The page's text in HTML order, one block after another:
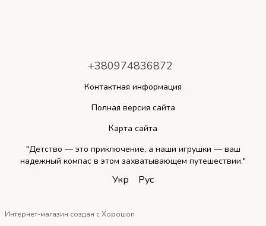
+380974836872
Контактная информация
Полная версия сайта
Карта сайта
"Детство — это приключение, а наши игрушки — ваш
надежный компас в этом захватывающем путешествии."
Укр Рус
Интернет-магазин создан с Хорошоп